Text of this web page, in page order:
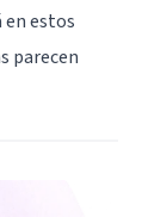
estos
parecen